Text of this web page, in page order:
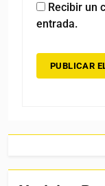
Recibir un
entrada.